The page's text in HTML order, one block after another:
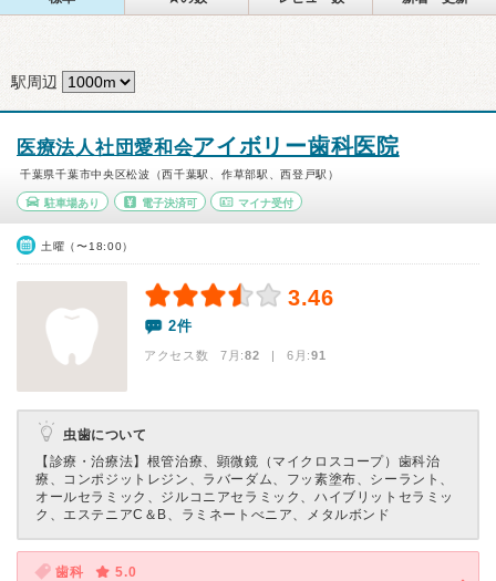
駅周辺
医療法人社団愛和会アイボリー歯科医院
千葉県千葉市中央区松波（西千葉駅、作草部駅、西登戸駅）
駐車場あり 電子決済可 マイナ受付
土曜（〜18:00）
3.46
2件
アクセス数 7月:82 | 6月:91
虫歯について
【診療・治療法】 根管治療、顕微鏡（マイクロスコープ）歯科治
療、コンポジットレジン、ラバーダム、フッ素塗布、シーラント、
オールセラミック、ジルコニアセラミック、ハイブリットセラミッ
ク、エステニアC＆B、ラミネートべニア、メタルボンド
歯科
5.0